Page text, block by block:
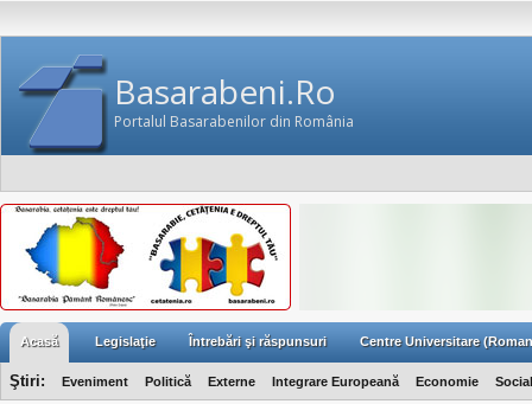
Basarabeni.Ro
Portalul Basarabenilor din România
Acasă Legislaţie Întrebări şi răspunsuri Centre Universitare
Ştiri: Eveniment Politică Externe Integrare Europeană Economie Social